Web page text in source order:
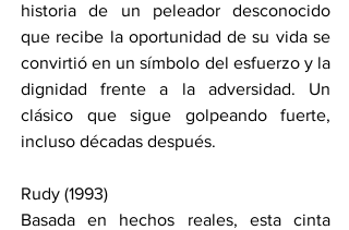
historia de un peleador desconocido
que recibe la oportunidad de su vida se
convirtió en un símbolo del esfuerzo y la
dignidad frente a la adversidad. Un
clásico que sigue golpeando fuerte,
incluso décadas después.
Rudy (1993)
Basada en hechos reales, esta cinta